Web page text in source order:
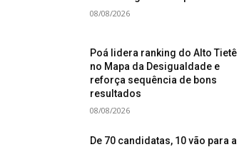
08/08/2026
Poá lidera ranking do Alto Tietê
no Mapa da Desigualdade e
reforça sequência de bons
resultados
08/08/2026
De 70 candidatas, 10 vão para a